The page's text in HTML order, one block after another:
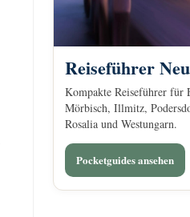
Reiseführer
Kompakte Reiseführer für
Mörbisch, Illmitz,
Rosalia und Westungarn.
Pocketguides ansehen